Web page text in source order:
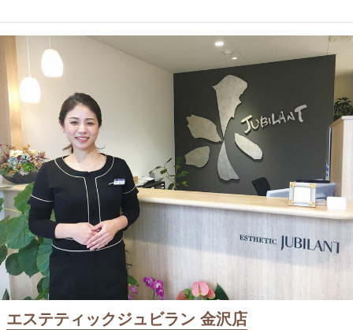
エステティックジュビラン 金沢店